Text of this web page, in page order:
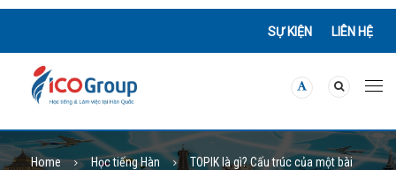
SỰ KIỆN LIÊN HỆ
Home Học tiếng Hàn
TOPIK là gì? Cấu trúc của một bài